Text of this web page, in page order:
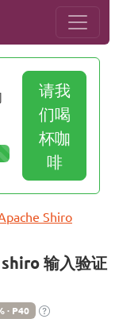
请我
们喝
杯咖
啡
Shiro
输入验证
· P40